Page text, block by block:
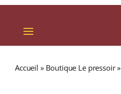
Toggle
Navigation
Accueil » Boutique Le pressoir»